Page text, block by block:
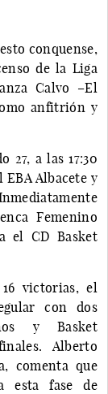
conquense,
de la Liga
Calvo –El
anfitrión y
27, a las 17:30
Albacete y
Femenino
el CD Basket
victorias, el
con dos
y Basket
Alberto
comenta que
esta fase de